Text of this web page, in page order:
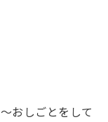
～おしごとをして